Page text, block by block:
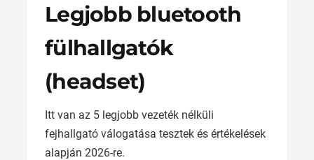
Legjobb bluetooth
fülhallgatók
(headset)
Itt van az 5 legjobb vezeték nélküli
fejhallgató válogatása tesztek és értékelések
alapján 2026-re.